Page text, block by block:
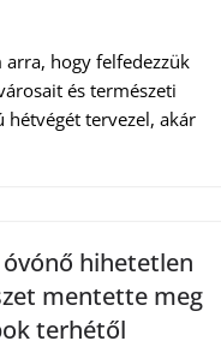
hogy felfedezzük
és természeti
hétvégét tervezel, akár
óvónő hihetetlen
mentette meg
terhétől